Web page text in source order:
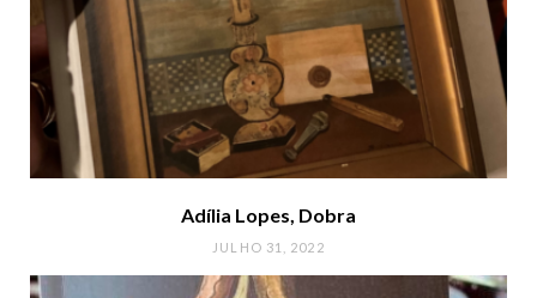
Adília Lopes, Dobra
JULHO 31, 2022